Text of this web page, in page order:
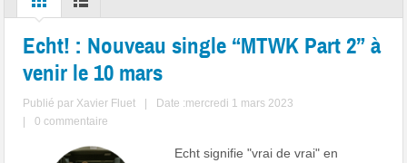
Echt! : Nouveau single “MTWK Part 2” à
venir le 10 mars
Publié par Xavier Fluet
Date :mercredi 1 mars 2023
0 commentaire
Echt signifie "vrai de vrai" en